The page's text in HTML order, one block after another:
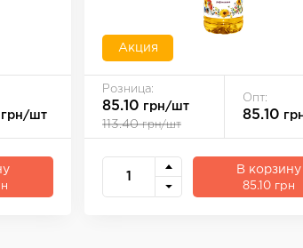
грн/шт
Акция
Розница:
85.10 грн/шт
113.40 грн/шт
Опт:
85.10
В корзину
85.10 грн